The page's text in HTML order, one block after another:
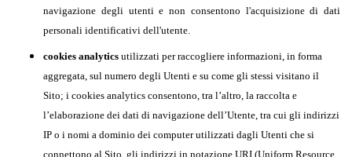
navigazione degli utenti e non consentono l'acquisizione di dati
personali identificativi dell'utente.
cookies analytics utilizzati per raccogliere informazioni, in forma
aggregata, sul numero degli Utenti e su come gli stessi visitano il
Sito; i cookies analytics consentono, tra l’altro, la raccolta e
l’elaborazione dei dati di navigazione dell’Utente, tra cui gli indirizzi
IP o i nomi a dominio dei computer utilizzati dagli Utenti che si
connettono al Sito, gli indirizzi in notazione URI (Uniform Resource